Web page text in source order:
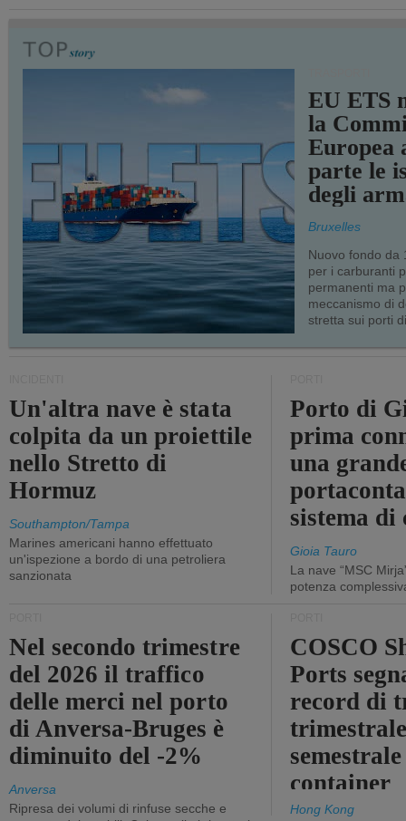
EU ETS
la
Europea
parte le
degli
Bruxelles
Nuovo fondo da
per i carburanti
permanenti ma
meccanismo di
stretta sui porti
Un'altra nave è stata
colpita da un proiettile
nello Stretto di
Hormuz
Southampton/Tampa
Marines americani hanno effettuato
un'ispezione a bordo di una petroliera
sanzionata
Porto di
prima
una
sistema
Gioia Tauro
La nave “MSC
potenza
Nel secondo trimestre
del 2026 il traffico
delle merci nel porto
di Anversa-Bruges è
diminuito del -2%
Anversa
Ripresa dei volumi di rinfuse secche e
COSCO
Ports
record di
container
Hong Kong